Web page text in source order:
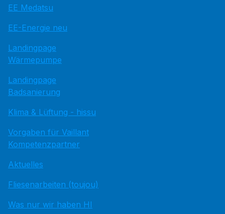
EE Medatsu
EE-Energie neu
Landingpage
Wärmepumpe
Landingpage
Badsanierung
Klima & Lüftung - hissu
Vorgaben für Vaillant
Kompetenzpartner
Aktuelles
Fliesenarbeiten (toujou)
Was nur wir haben HI